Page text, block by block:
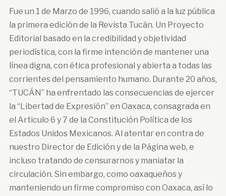
Fue un 1 de Marzo de 1996, cuando salió a la luz pública
la primera edición de la Revista Tucán. Un Proyecto
Editorial basado en la credibilidad y objetividad
periodística, con la firme intención de mantener una
línea digna, con ética profesional y abierta a todas las
corrientes del pensamiento humano. Durante 20 años,
“TUCÁN” ha enfrentado las consecuencias de ejercer
la “Libertad de Expresión” en Oaxaca, consagrada en
el Articulo 6 y 7 de la Constitución Política de los
Estados Unidos Mexicanos. Al atentar en contra de
nuestro Director de Edición y de la Página web, e
incluso tratando de censurarnos y maniatar la
circulación. Sin embargo, como oaxaqueños y
manteniendo un firme compromiso con Oaxaca, así lo